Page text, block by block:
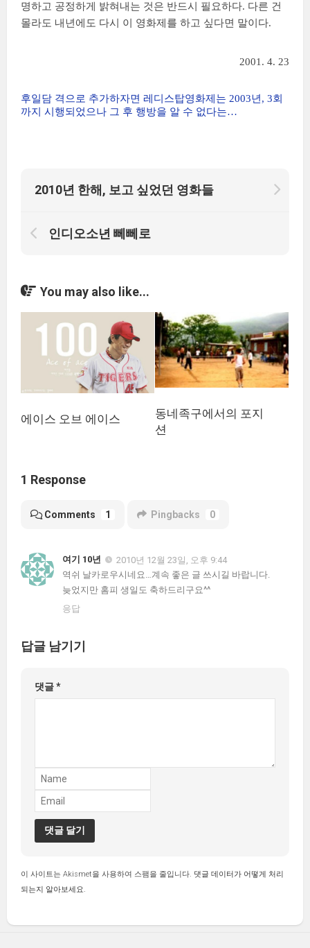
명하고 공정하게 밝혀내는 것은 반드시 필요하다. 다른 건
몰라도 내년에도 다시 이 영화제를 하고 싶다면 말이다.
2001. 4. 23
후일담 격으로 추가하자면 레디스탑영화제는 2003년, 3회
까지 시행되었으나 그 후 행방을 알 수 없다는…
2010년 한해, 보고 싶었던 영화들
인디오소년 뻬뻬로
You may also like...
에이스 오브 에이스
동네족구에서의 포지
션
1 Response
Comments 1 Pingbacks 0
여기 10년
2010년 12월 23일, 오후 9:44
역쉬 날카로우시네요…계속 좋은 글 쓰시길 바랍니다.
늦었지만 홈피 생일도 축하드리구요^^
응답
답글 남기기
댓글*
이 사이트는 Akismet을 사용하여 스팸을 줄입니다. 댓글 데이터가 어떻게 처리
되는지 알아보세요.